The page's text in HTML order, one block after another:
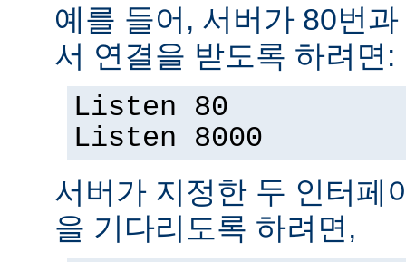
예를 들어, 서버가 80번
서 연결을 받도록 하려면:
Listen 80
Listen 8000
서버가 지정한 두 인터페
을 기다리도록 하려면,